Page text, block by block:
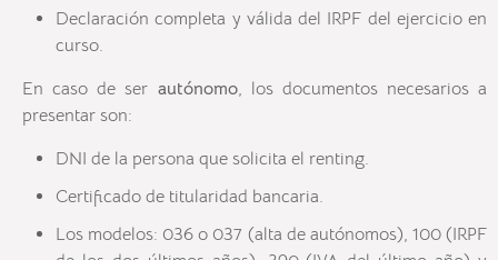
Declaración completa y válida del IRPF del ejercicio en
curso.
En caso de ser autónomo, los documentos necesarios a
presentar son:
DNI de la persona que solicita el renting.
Certificado de titularidad bancaria.
Los modelos: 036 o 037 (alta de autónomos), 100 (IRPF